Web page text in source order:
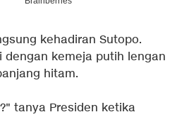
kehadiran Sutopo.
dengan kemeja putih lengan
hitam.
tanya Presiden ketika